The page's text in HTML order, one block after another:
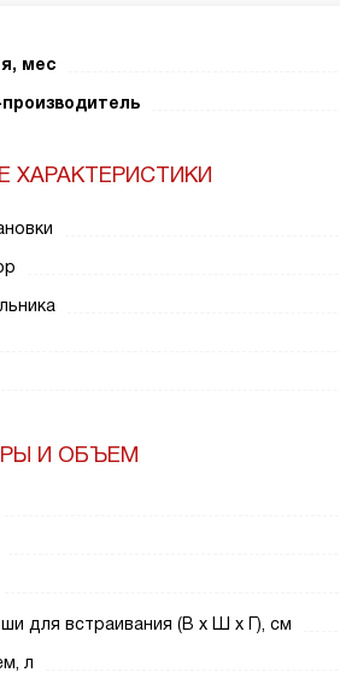
мес
ХАРАКТЕРИСТИКИ
И ОБЪЕМ
для встраивания (В х Ш х Г), см
л